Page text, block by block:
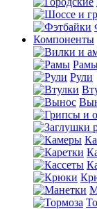
Компоненты
Рули